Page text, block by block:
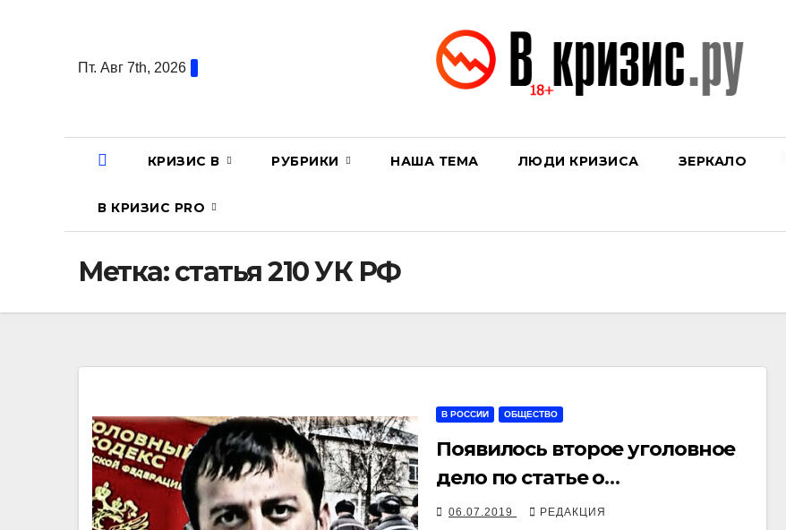
содержаниюПт. Авг 7th, 2026
КРИЗИС В РУБРИКИ НАША ТЕМА ЛЮДИ КРИЗИСА ЗЕРКАЛО
В КРИЗИС PRO
Метка:статья 210 УК РФ
В РОССИИ ОБЩЕСТВО
Появилось второе уголовное
дело по статье о
криминальных «авторитетах»
06.07.2019 РЕДАКЦИЯ